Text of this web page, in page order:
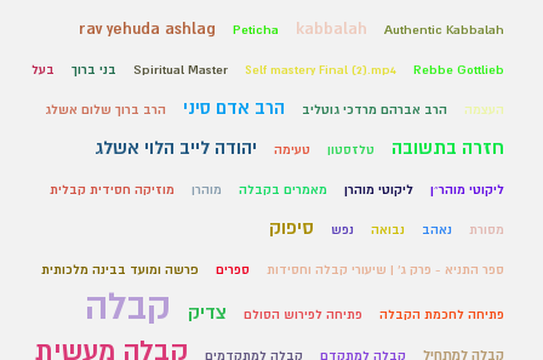
Authentic Kabbalah
kabbalah
Peticha
rav yehuda ashlag
Rebbe Gottlieb
Self mastery Final (2).mp4
Spiritual Master בני ברוך בעל
העצמה הרב אברהם מרדכי גוטליב הרב אדם סיני הרב ברוך שלום אשלג
חזרה בתשובה טלזסטון טעימה יהודה לייב הלוי אשלג
ליקוטי מוהר״ן ליקוטי מוהרן מאמרים בקבלה מוהרן מוזיקה חסידית קבלית
מסורת נאהב נבואה נפש סיפוק
ספר התניא - פרק ג' | שיעורי קבלה וחסידות ספרים פרשה ומועד בבינה מלכותית
פתיחה לחכמת הקבלה פתיחה לפירוש הסולם צדיק קבלה
קבלה למתחיל קבלה למתקדם קבלה למתקדמים קבלה מעשית